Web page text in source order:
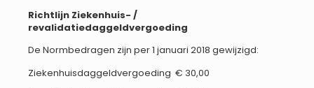
Richtlijn Ziekenhuis- /
revalidatiedaggeldvergoeding
De Normbedragen zijn per 1 januari 2018 gewijzigd:
Ziekenhuisdaggeldvergoeding € 30,00